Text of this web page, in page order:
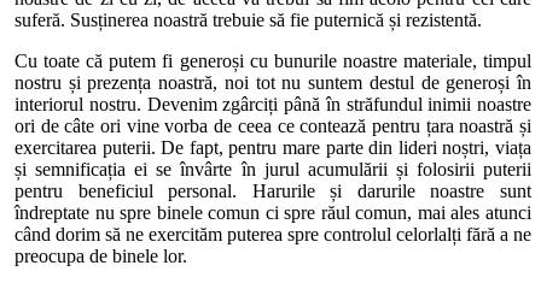
suferă. Susținerea noastră trebuie să fie puternică și rezistentă.
Cu toate că putem fi generoși cu bunurile noastre materiale, timpul
nostru și prezența noastră, noi tot nu suntem destul de generoși în
interiorul nostru. Devenim zgârciți până în străfundul inimii noastre
ori de câte ori vine vorba de ceea ce contează pentru țara noastră și
exercitarea puterii. De fapt, pentru mare parte din lideri noștri, viața
și semnificația ei se învârte în jurul acumulării și folosirii puterii
pentru beneficiul personal. Harurile și darurile noastre sunt
îndreptate nu spre binele comun ci spre răul comun, mai ales atunci
când dorim să ne exercităm puterea spre controlul celorlalți fără a ne
preocupa de binele lor.